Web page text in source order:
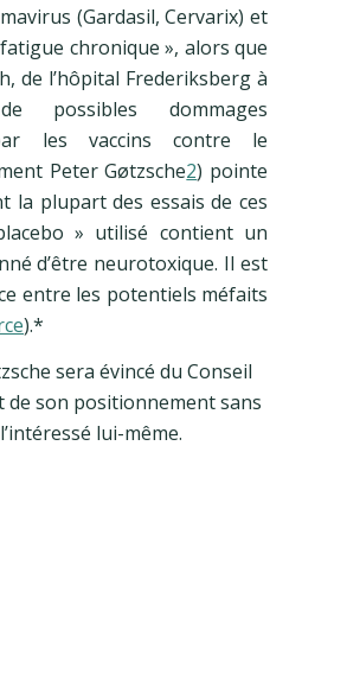
(Gardasil, Cervarix) et
chronique », alors que
de l’hôpital Frederiksberg à
possibles dommages
les vaccins contre le
Peter Gøtzsche2) pointe
la plupart des essais de ces
» utilisé contient un
d’être neurotoxique. Il est
entre les potentiels méfaits
).*
sera évincé du Conseil
de son positionnement sans
lui-même.